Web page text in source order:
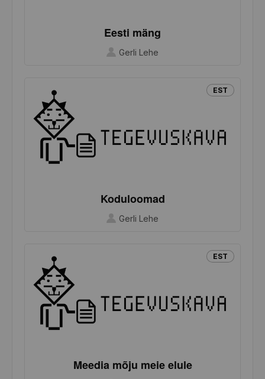
Eesti mäng
Gerli Lehe
EST
Koduloomad
Gerli Lehe
EST
Meedia mõju meie elule